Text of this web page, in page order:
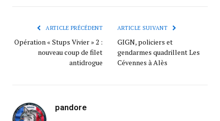
ARTICLE PRÉCÉDENT
Opération « Stups Vivier » 2 :
nouveau coup de filet
antidrogue
ARTICLE SUIVANT
GIGN, policiers et
gendarmes quadrillent Les
Cévennes à Alès
pandore